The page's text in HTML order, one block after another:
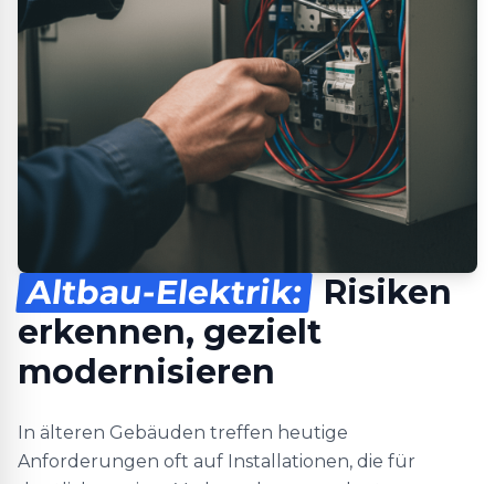
Altbau-Elektrik: Risiken
erkennen, gezielt
modernisieren
In älteren Gebäuden treffen heutige
Anforderungen oft auf Installationen, die für